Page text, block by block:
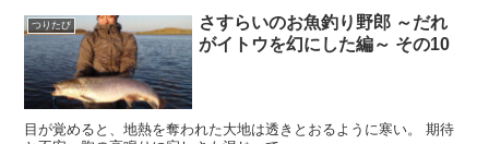
つりたび
さすらいのお魚釣り野郎 ～だれ
がイトウを幻にした編～ その10
目が覚めると、地熱を奪われた大地は透きとおるように寒い。 期待